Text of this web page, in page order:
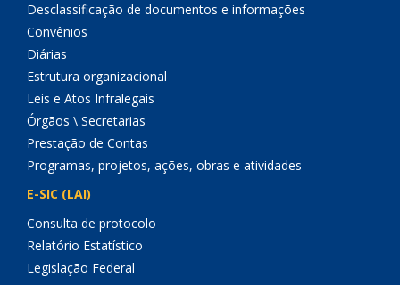
Desclassificação de documentos e informações
Convênios
Diárias
Estrutura organizacional
Leis e Atos Infralegais
Órgãos \ Secretarias
Prestação de Contas
Programas, projetos, ações, obras e atividades
E-SIC (LAI)
Consulta de protocolo
Relatório Estatístico
Legislação Federal